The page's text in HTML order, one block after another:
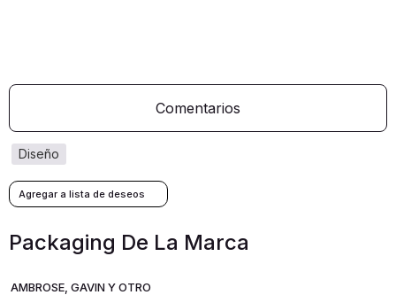
Comentarios
diseño
Packaging De La Marca
AMBROSE, GAVIN Y OTRO